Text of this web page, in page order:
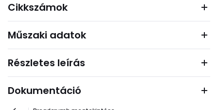
Cikkszámok
Műszaki adatok
Részletes leírás
Dokumentáció